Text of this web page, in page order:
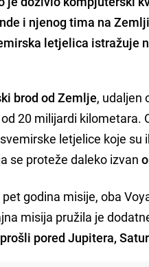
i njenog tima na
letjelica istražuje
brod od Zemlje, udaljen
20 milijardi kilometara.
letjelice koje su
se proteže daleko izvan
godina misije, oba
misija pružila je
prošli pored Jupitera,